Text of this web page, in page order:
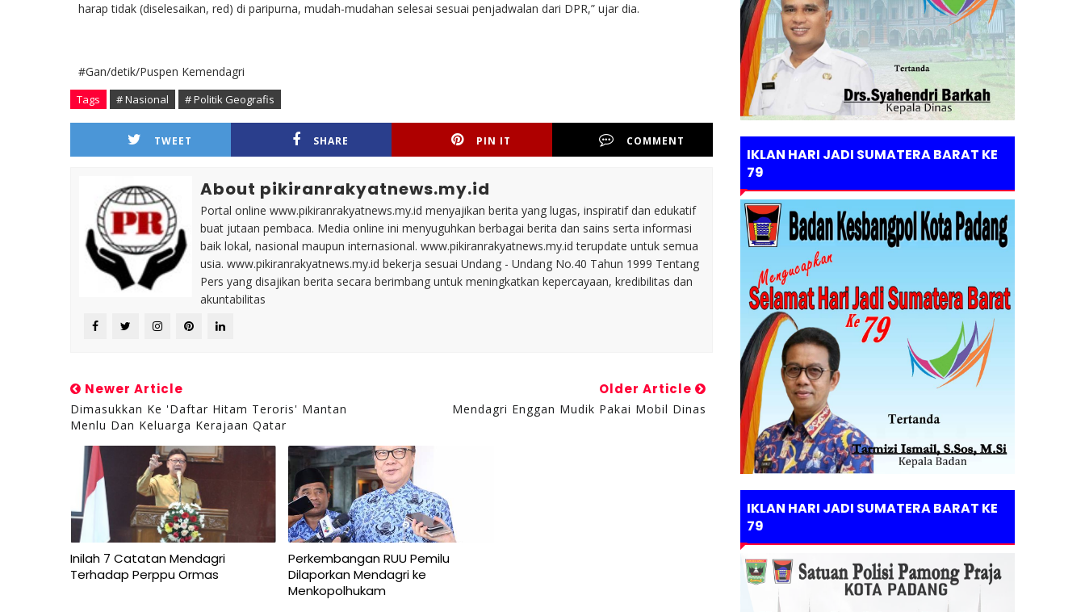
harap tidak (diselesaikan, red) di paripurna, mudah-mudahan selesai sesuai penjadwalan dari DPR,” ujar dia.
#Gan/detik/Puspen Kemendagri
Tags # Nasional # Politik Geografis
TWEET SHARE PIN IT COMMENT
About pikiranrakyatnews.my.id
Portal online www.pikiranrakyatnews.my.id menyajikan berita yang lugas, inspiratif dan edukatif
buat jutaan pembaca. Media online ini menyuguhkan berbagai berita dan sains serta informasi
baik lokal, nasional maupun internasional. www.pikiranrakyatnews.my.id terupdate untuk semua
usia. www.pikiranrakyatnews.my.id bekerja sesuai Undang - Undang No.40 Tahun 1999 Tentang
Pers yang disajikan berita secara berimbang untuk meningkatkan kepercayaan, kredibilitas dan
akuntabilitas
Newer Article
Dimasukkan Ke 'Daftar Hitam Teroris' Mantan
Menlu Dan Keluarga Kerajaan Qatar
Older Article
Mendagri Enggan Mudik Pakai Mobil Dinas
Inilah 7 Catatan Mendagri
Terhadap Perppu Ormas
Perkembangan RUU Pemilu
Dilaporkan Mendagri ke
Menkopolhukam
IKLAN HARI JADI SUMATERA BARAT KE
79
IKLAN HARI JADI SUMATERA BARAT KE
79